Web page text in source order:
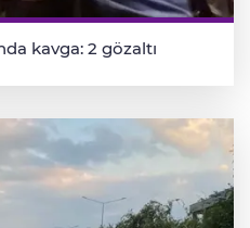
kavga: 2 gözaltı